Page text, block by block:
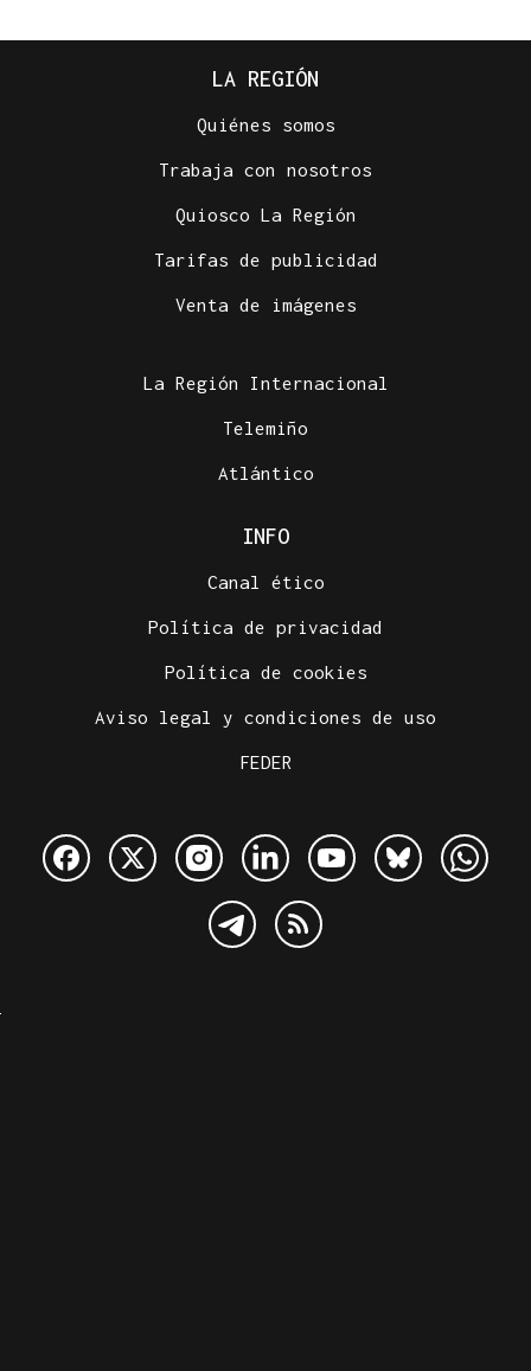
LA REGIÓN
Quiénes somos
Trabaja con nosotros
Quiosco La Región
Tarifas de publicidad
Venta de imágenes
La Región Internacional
Telemiño
Atlántico
INFO
Canal ético
Política de privacidad
Política de cookies
Aviso legal y condiciones de uso
FEDER